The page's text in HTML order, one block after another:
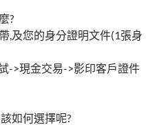
?
,及您的身分證明文件(1張身
->現金交易->影印客戶證件
如何選擇呢?